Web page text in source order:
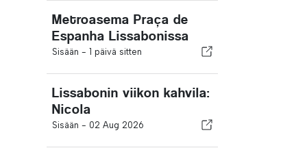
Metroasema Praça de
Espanha Lissabonissa
Sisään - 1 päivä sitten
Lissabonin viikon kahvila:
Nicola
Sisään - 02 Aug 2026